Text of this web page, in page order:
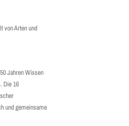
von Arten und
Jahren Wissen
Die 16
und gemeinsame